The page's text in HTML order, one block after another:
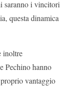
saranno i vincitori
questa dinamica
inoltre
Pechino hanno
vantaggio